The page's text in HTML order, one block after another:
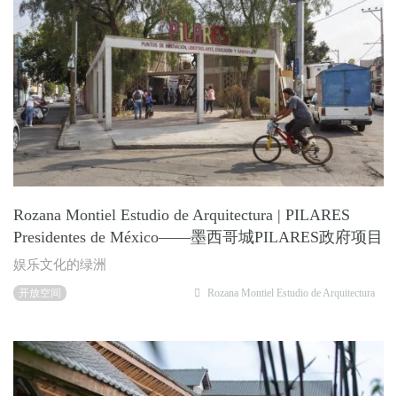
Rozana Montiel Estudio de Arquitectura | PILARES
Presidentes de México——墨西哥城PILARES政府项目
娱乐文化的绿洲
开放空间 Rozana Montiel Estudio de Arquitectura